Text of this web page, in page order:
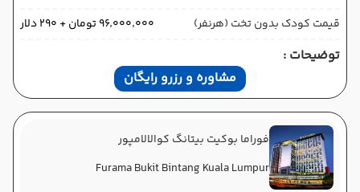
قیمت کودک بدون تخت (هرنفر)
۹۶٬۰۰۰٬۰۰۰ تومان + ۲۹۰ دلار
توضیحات :
مشاوره و رزرو رایگان
فوراما بوکیت بیتانگ کوالالامپور
Furama Bukit Bintang Kuala Lumpur